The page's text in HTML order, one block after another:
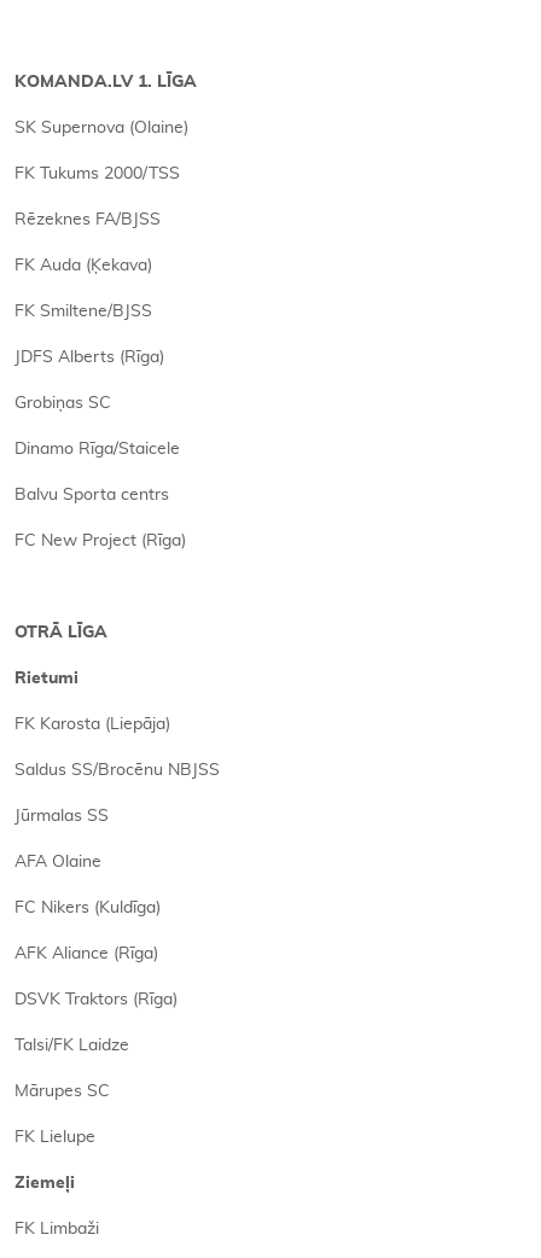
KOMANDA.LV 1. LĪGA
SK Supernova (Olaine)
FK Tukums 2000/TSS
Rēzeknes FA/BJSS
FK Auda (Ķekava)
FK Smiltene/BJSS
JDFS Alberts (Rīga)
Grobiņas SC
Dinamo Rīga/Staicele
Balvu Sporta centrs
FC New Project (Rīga)
OTRĀ LĪGA
Rietumi
FK Karosta (Liepāja)
Saldus SS/Brocēnu NBJSS
Jūrmalas SS
AFA Olaine
FC Nikers (Kuldīga)
AFK Aliance (Rīga)
DSVK Traktors (Rīga)
Talsi/FK Laidze
Mārupes SC
FK Lielupe
Ziemeļi
FK Limbaži